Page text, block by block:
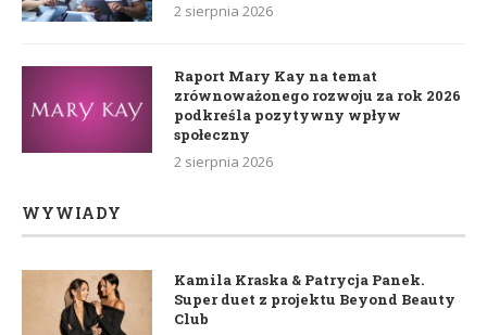
2 sierpnia 2026
Raport Mary Kay na temat
zrównoważonego rozwoju za rok 2026
podkreśla pozytywny wpływ
społeczny
2 sierpnia 2026
WYWIADY
Kamila Kraska & Patrycja Panek.
Super duet z projektu Beyond Beauty
Club